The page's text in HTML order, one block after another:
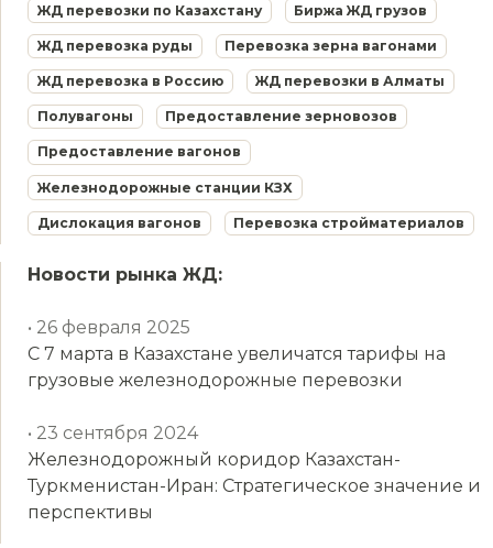
ЖД перевозки по Казахстану Биржа ЖД грузов
ЖД перевозка руды Перевозка зерна вагонами
ЖД перевозка в Россию ЖД перевозки в Алматы
Полувагоны Предоставление зерновозов
Предоставление вагонов
Железнодорожные станции КЗХ
Дислокация вагонов Перевозка стройматериалов
Новости рынка ЖД:
• 26 февраля 2025
С 7 марта в Казахстане увеличатся тарифы на
грузовые железнодорожные перевозки
• 23 сентября 2024
Железнодорожный коридор Казахстан-
Туркменистан-Иран: Стратегическое значение и
перспективы